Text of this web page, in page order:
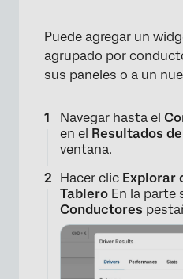
Puede agregar un
agrupado por
sus paneles o a un
Navegar hasta el
en el Resultados
ventana.
Hacer clic Explorar
Tablero En la parte
Conductores